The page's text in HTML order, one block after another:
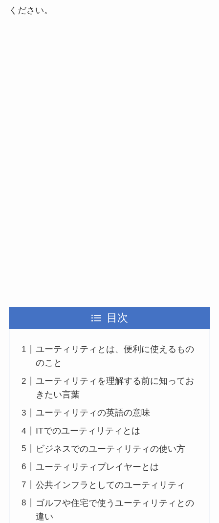
ください。
目次
ユーティリティとは、便利に使えるもの
のこと
ユーティリティを理解する前に知ってお
きたい言葉
ユーティリティの英語の意味
ITでのユーティリティとは
ビジネスでのユーティリティの使い方
ユーティリティプレイヤーとは
公共インフラとしてのユーティリティ
ゴルフや住宅で使うユーティリティとの
違い